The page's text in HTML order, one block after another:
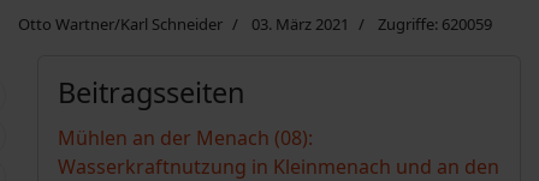
Otto Wartner/Karl Schneider 03. März 2021 Zugriffe: 620059
Beitragsseiten
Mühlen an der Menach (08):
Wasserkraftnutzung in Kleinmenach und an den